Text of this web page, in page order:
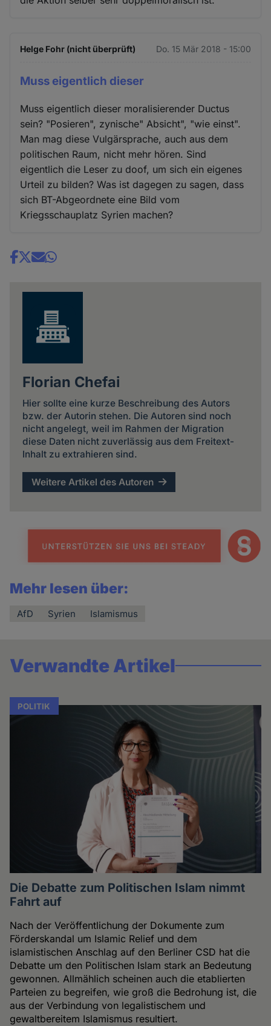
Helge Fohr (nicht überprüft) Do. 15 Mär 2018 - 15:00
Muss eigentlich dieser
Muss eigentlich dieser moralisierender Ductus
sein? "Posieren", zynische" Absicht", "wie einst".
Man mag diese Vulgärsprache, auch aus dem
politischen Raum, nicht mehr hören. Sind
eigentlich die Leser zu doof, um sich ein eigenes
Urteil zu bilden? Was ist dagegen zu sagen, dass
sich BT-Abgeordnete eine Bild vom
Kriegsschauplatz Syrien machen?
Share
Florian Chefai
Hier sollte eine kurze Beschreibung des Autors
bzw. der Autorin stehen. Die Autoren sind noch
nicht angelegt, weil im Rahmen der Migration
diese Daten nicht zuverlässig aus dem Freitext-
Inhalt zu extrahieren sind.
Weitere Artikel des Autoren
Mehr lesen über:
AfD Syrien Islamismus
Verwandte Artikel
POLITIK
Die Debatte zum Politischen Islam nimmt
Fahrt auf
Nach der Veröffentlichung der Dokumente zum
Förderskandal um Islamic Relief und dem
islamistischen Anschlag auf den Berliner CSD hat die
Debatte um den Politischen Islam stark an Bedeutung
gewonnen. Allmählich scheinen auch die etablierten
Parteien zu begreifen, wie groß die Bedrohung ist, die
aus der Verbindung von legalistischem und
gewaltbereitem Islamismus resultiert.